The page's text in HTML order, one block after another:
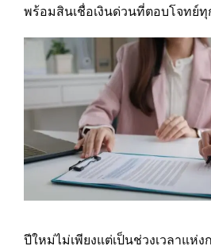
พร้อมสินเชื่อเงินด่วนที่ตอบโจทย์
ปีใหม่ไม่เพียงแต่เป็นช่วงเวลาแห่ง